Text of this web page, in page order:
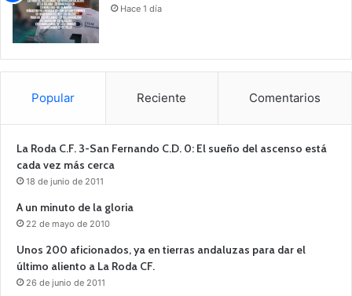
Hace 1 día
Popular Reciente Comentarios
La Roda C.F. 3-San Fernando C.D. 0: El sueño del ascenso está
cada vez más cerca
18 de junio de 2011
A un minuto de la gloria
22 de mayo de 2010
Unos 200 aficionados, ya en tierras andaluzas para dar el
último aliento a La Roda CF.
26 de junio de 2011